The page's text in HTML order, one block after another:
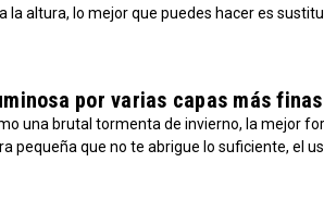
la altura, lo mejor que puedes hacer es
por varias capas más
una brutal tormenta de invierno, la mejor
pequeña que no te abrigue lo suficiente, el